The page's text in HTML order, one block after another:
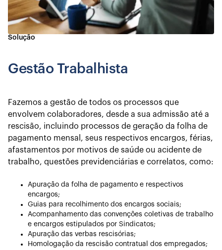
Solução
Gestão Trabalhista
Fazemos a gestão de todos os processos que
envolvem colaboradores, desde a sua admissão até a
rescisão, incluindo processos de geração da folha de
pagamento mensal, seus respectivos encargos, férias,
afastamentos por motivos de saúde ou acidente de
trabalho, questões previdenciárias e correlatos, como:
Apuração da folha de pagamento e respectivos
encargos;
Guias para recolhimento dos encargos sociais;
Acompanhamento das convenções coletivas de trabalho
e encargos estipulados por Sindicatos;
Apuração das verbas rescisórias;
Homologação da rescisão contratual dos empregados;